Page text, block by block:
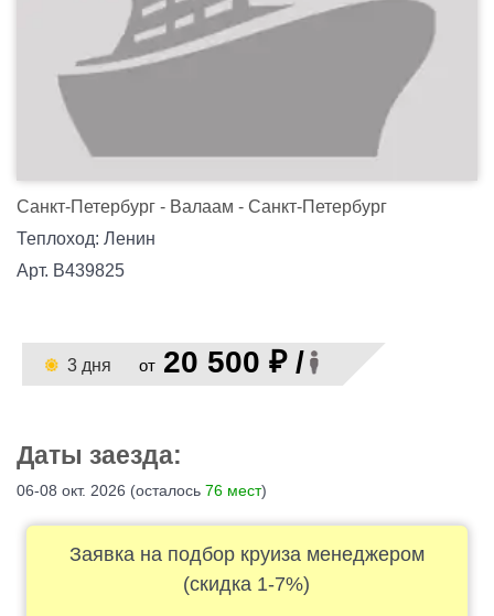
Санкт-Петербург - Валаам - Санкт-Петербург
Теплоход: Ленин
Арт. В439825
3 дня от 20 500 ₽ /
Даты заезда:
06-08 окт. 2026 (осталось 76 мест)
Заявка на подбор круиза менеджером
(скидка 1-7%)